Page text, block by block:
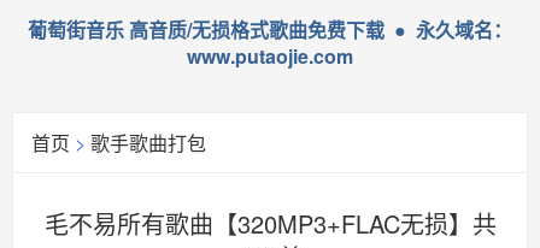
葡萄街音乐 高音质/无损格式歌曲免费下载 ● 永久域名：
www.putaojie.com
首页 > 歌手歌曲打包
毛不易所有歌曲【320MP3+FLAC无损】共